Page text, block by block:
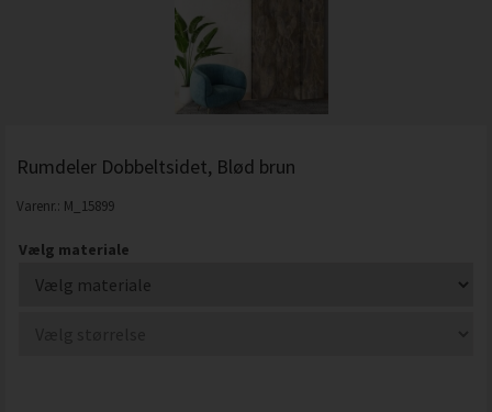
Rumdeler Dobbeltsidet, Blød brun
Varenr.: M_15899
Vælg materiale